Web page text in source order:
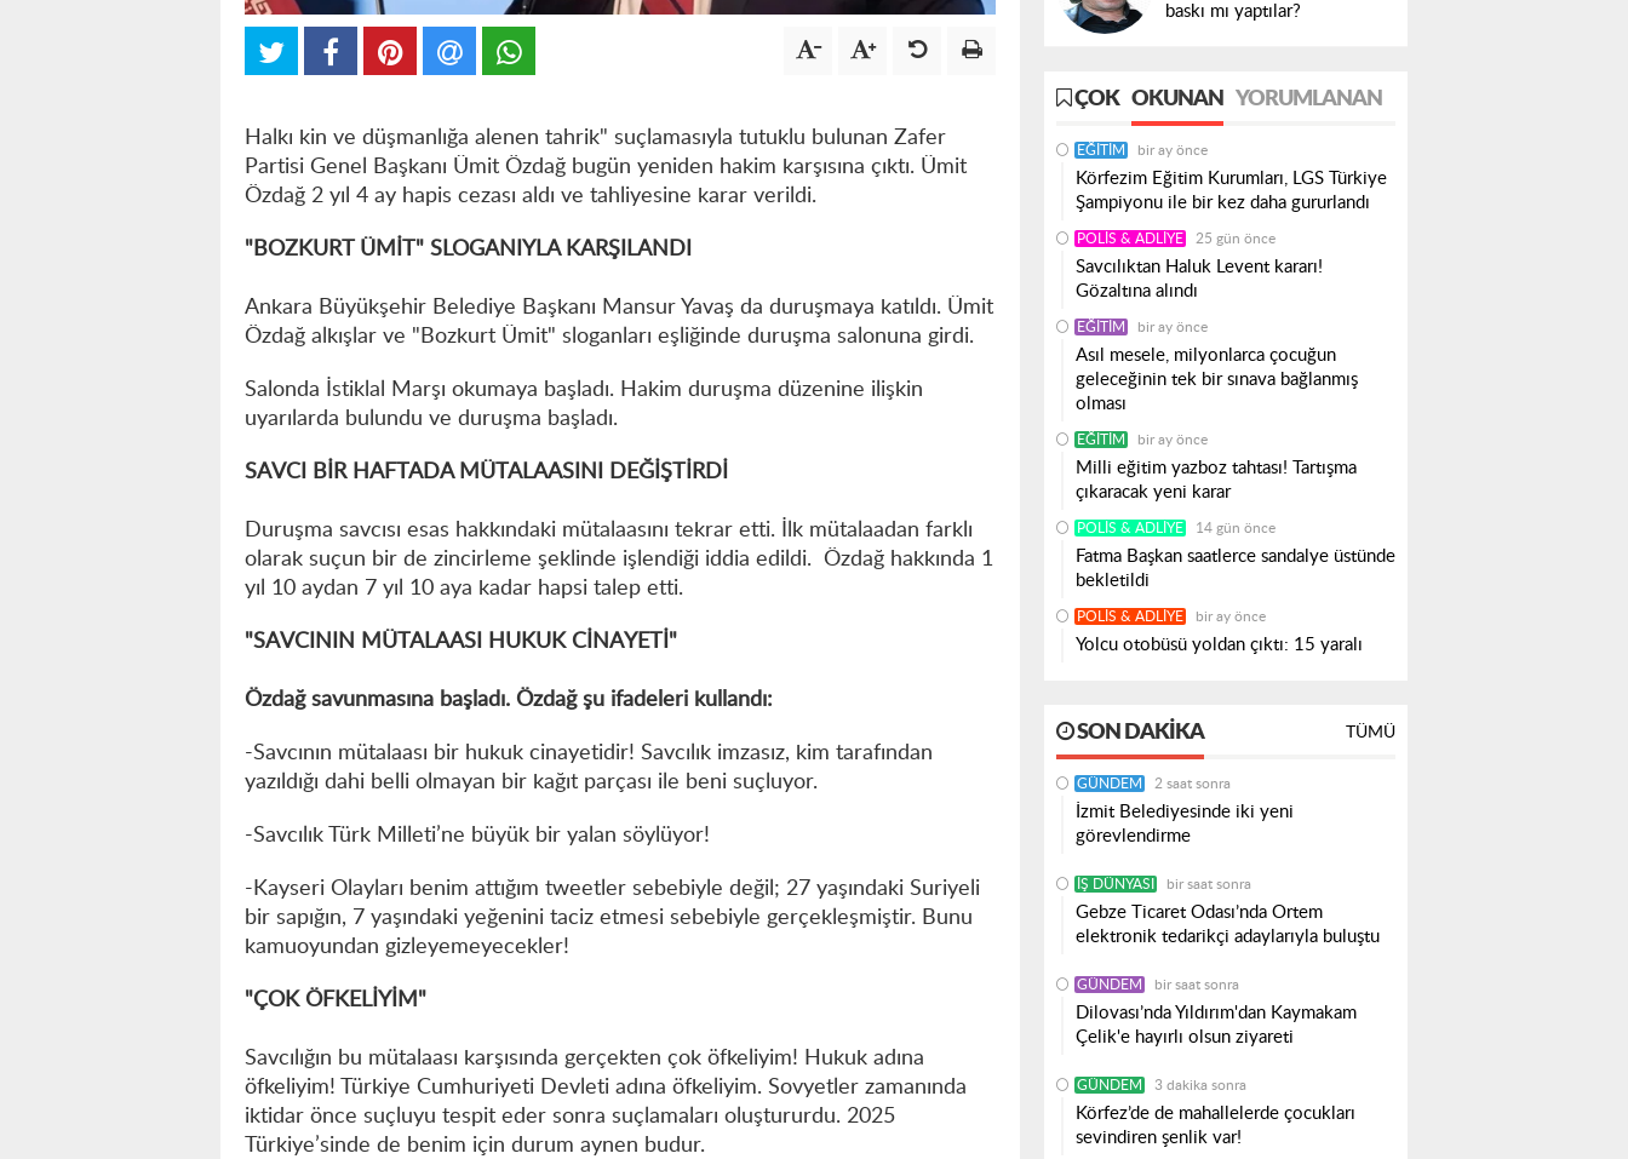
Halkı kin ve düşmanlığa alenen tahrik" suçlamasıyla tutuklu bulunan Zafer
Partisi Genel Başkanı Ümit Özdağ bugün yeniden hakim karşısına çıktı. Ümit
Özdağ 2 yıl 4 ay hapis cezası aldı ve tahliyesine karar verildi.
"BOZKURT ÜMİT" SLOGANIYLA KARŞILANDI
Ankara Büyükşehir Belediye Başkanı Mansur Yavaş da duruşmaya katıldı. Ümit
Özdağ alkışlar ve "Bozkurt Ümit" sloganları eşliğinde duruşma salonuna girdi.
Salonda İstiklal Marşı okumaya başladı. Hakim duruşma düzenine ilişkin
uyarılarda bulundu ve duruşma başladı.
SAVCI BİR HAFTADA MÜTALAASINI DEĞİŞTİRDİ
Duruşma savcısı esas hakkındaki mütalaasını tekrar etti. İlk mütalaadan farklı
olarak suçun bir de zincirleme şeklinde işlendiği iddia edildi. Özdağ hakkında 1
yıl 10 aydan 7 yıl 10 aya kadar hapsi talep etti.
"SAVCININ MÜTALAASI HUKUK CİNAYETİ"
Özdağ savunmasına başladı. Özdağ şu ifadeleri kullandı:
-Savcının mütalaası bir hukuk cinayetidir! Savcılık imzasız, kim tarafından
yazıldığı dahi belli olmayan bir kağıt parçası ile beni suçluyor.
-Savcılık Türk Milleti’ne büyük bir yalan söylüyor!
-Kayseri Olayları benim attığım tweetler sebebiyle değil; 27 yaşındaki Suriyeli
bir sapığın, 7 yaşındaki yeğenini taciz etmesi sebebiyle gerçekleşmiştir. Bunu
kamuoyundan gizleyemeyecekler!
"ÇOK ÖFKELİYİM"
Savcılığın bu mütalaası karşısında gerçekten çok öfkeliyim! Hukuk adına
öfkeliyim! Türkiye Cumhuriyeti Devleti adına öfkeliyim. Sovyetler zamanında
iktidar önce suçluyu tespit eder sonra suçlamaları oluştururdu. 2025
Türkiye’sinde de benim için durum aynen budur.
baskı mı yaptılar?
ÇOK OKUNAN YORUMLANAN
EĞITIM bir ay önce
Körfezim Eğitim Kurumları, LGS Türkiye
Şampiyonu ile bir kez daha gururlandı
POLIS & ADLIYE 25 gün önce
Savcılıktan Haluk Levent kararı!
Gözaltına alındı
EĞITIM bir ay önce
Asıl mesele, milyonlarca çocuğun
geleceğinin tek bir sınava bağlanmış
olması
EĞITIM bir ay önce
Milli eğitim yazboz tahtası! Tartışma
çıkaracak yeni karar
POLIS & ADLIYE 14 gün önce
Fatma Başkan saatlerce sandalye üstünde
bekletildi
POLIS & ADLIYE bir ay önce
Yolcu otobüsü yoldan çıktı: 15 yaralı
SON DAKIKA TÜMÜ
GÜNDEM 2 saat sonra
İzmit Belediyesinde iki yeni
görevlendirme
İŞ DÜNYASI bir saat sonra
Gebze Ticaret Odası’nda Ortem
elektronik tedarikçi adaylarıyla buluştu
GÜNDEM bir saat sonra
Dilovası’nda Yıldırım'dan Kaymakam
Çelik'e hayırlı olsun ziyareti
GÜNDEM 3 dakika sonra
Körfez’de de mahallelerde çocukları
sevindiren şenlik var!